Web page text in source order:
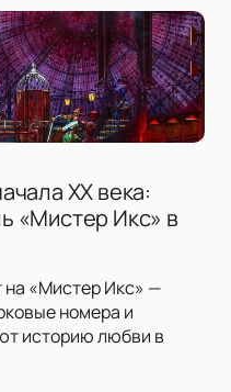
XX века:
«Мистер Икс» в
на «Мистер Икс» —
номера и
историю любви в